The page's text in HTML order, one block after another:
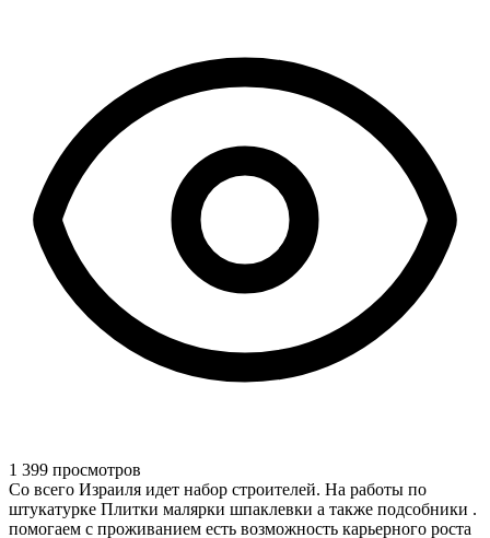
1 399 просмотров
Со всего Израиля идет набор строителей. На работы по
штукатурке Плитки малярки шпаклевки а также подсобники .
помогаем с проживанием есть возможность карьерного роста